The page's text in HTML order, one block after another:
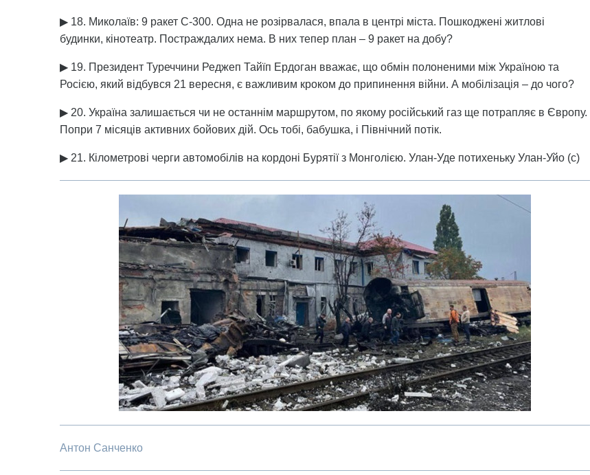
▶ 18. Миколаїв: 9 ракет С-300. Одна не розірвалася, впала в центрі міста. Пошкоджені житлові
будинки, кінотеатр. Постраждалих нема. В них тепер план – 9 ракет на добу?
▶ 19. Президент Туреччини Реджеп Тайїп Ердоган вважає, що обмін полоненими між Україною та
Росією, який відбувся 21 вересня, є важливим кроком до припинення війни. А мобілізація – до чого?
▶ 20. Україна залишається чи не останнім маршрутом, по якому російський газ ще потрапляє в Європу.
Попри 7 місяців активних бойових дій. Ось тобі, бабушка, і Північний потік.
▶ 21. Кілометрові черги автомобілів на кордоні Бурятії з Монголією. Улан-Уде потихеньку Улан-Уйо (с)
Антон Санченко